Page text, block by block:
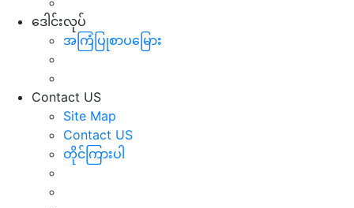
ဒေါင်းလုပ်
အကြံပြုစာပမြေား
Contact US
Site Map
Contact US
တိုင်ကြားပါ